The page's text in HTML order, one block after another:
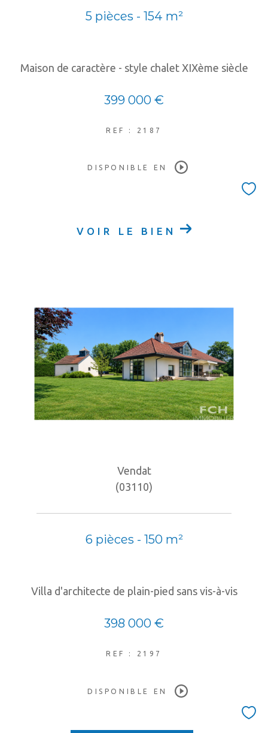
5 pièces - 154 m²
Maison de caractère - style chalet XIXème siècle
399 000 €
REF : 2187
DISPONIBLE EN
VOIR LE BIEN
Vendat
(03110)
6 pièces - 150 m²
Villa d'architecte de plain-pied sans vis-à-vis
398 000 €
REF : 2197
DISPONIBLE EN